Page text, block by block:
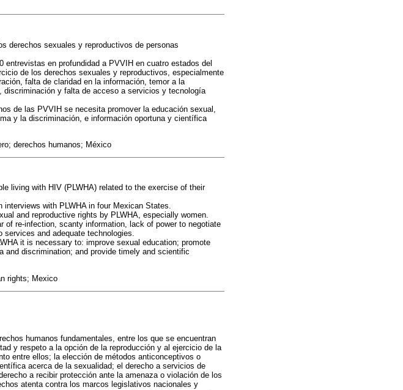
derechos sexuales y reproductivos de personas
entrevistas en profundidad a PVVIH en cuatro estados del
de los derechos sexuales y reproductivos, especialmente
falta de claridad en la información, temor a la
discriminación y falta de acceso a servicios y tecnología
de las PVVIH se necesita promover la educación sexual,
y la discriminación, e información oportuna y científica
derechos humanos; México
living with HIV (PLWHA) related to the exercise of their
with PLWHA in four Mexican States.
and reproductive rights by PLWHA, especially women.
of re-infection, scanty information, lack of power to negotiate
and adequate technologies.
it is necessary to: improve sexual education; promote
and discrimination; and provide timely and scientific
rights; Mexico
humanos fundamentales, entre los que se encuentran
y respeto a la opción de la reproducción y al ejercicio de la
entre ellos; la elección de métodos anticonceptivos o
acerca de la sexualidad; el derecho a servicios de
a recibir protección ante la amenaza o violación de los
atenta contra los marcos legislativos nacionales y